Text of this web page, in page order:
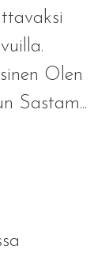
Olen
Sastam...